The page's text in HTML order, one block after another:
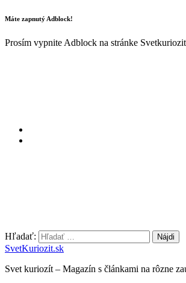
Máte zapnutý Adblock!
Prosím vypnite Adblock na stránke
Hľadať:
SvetKuriozit.sk
Svet kuriozít – Magazín s článkami na rôzne